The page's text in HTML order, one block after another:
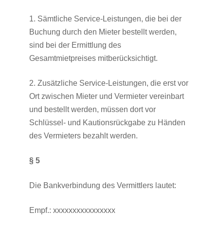
1. Sämtliche Service-Leistungen, die bei der
Buchung durch den Mieter bestellt werden,
sind bei der Ermittlung des
Gesamtmietpreises mitberücksichtigt.
2. Zusätzliche Service-Leistungen, die erst vor
Ort zwischen Mieter und Vermieter vereinbart
und bestellt werden, müssen dort vor
Schlüssel- und Kautionsrückgabe zu Händen
des Vermieters bezahlt werden.
§ 5
Die Bankverbindung des Vermittlers lautet:
Empf.: xxxxxxxxxxxxxxxx